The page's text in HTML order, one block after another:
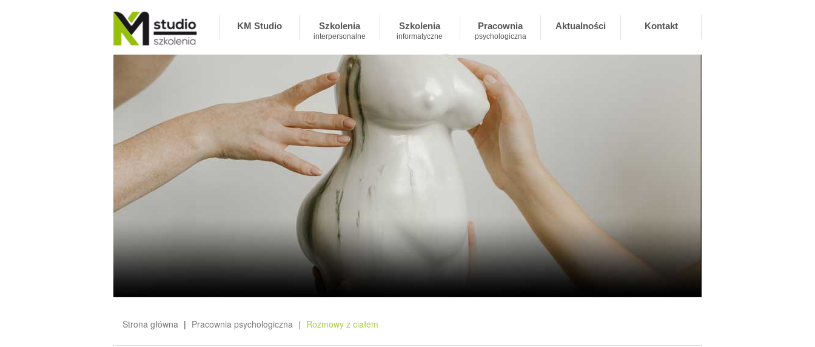
KM Studio – szkolenia, coaching zaprasza na
szkolenia interpersonalne, biznesowe,
informatyczne oraz coaching. Zapewniamy
najlepszych Trenerów i Ekspertów. Nie
odwołujemy szkoleń
KM Studio Szkolenia
interpersonalne
Szkolenia
informatyczne
Pracownia
psychologiczna
Aktualności Kontakt
Strona główna Pracownia psychologiczna Rozmowy z ciałem